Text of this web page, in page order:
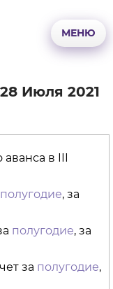
МЕНЮ
Июля 2021
аванса в III
полугодие, за
полугодие, за
за полугодие,